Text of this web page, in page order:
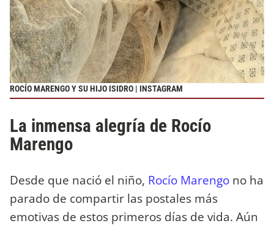
ROCÍO MARENGO Y SU HIJO ISIDRO | INSTAGRAM
La inmensa alegría de Rocío
Marengo
Desde que nació el niño, Rocío Marengo no ha
parado de compartir las postales más
emotivas de estos primeros días de vida. Aún